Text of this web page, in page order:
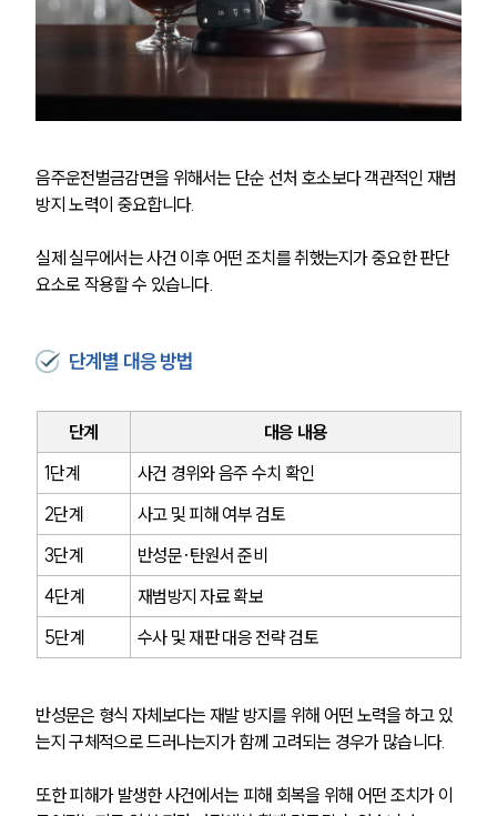
팀소개
팀소개
대륜의 강점
오시는 길
글로벌 파트너 로펌
고객의 소리
통합검색
AI대륜
업무사례
주요 업무사례
사례분석/최신동향
법률정보
고객후기
음주운전벌금감면을 위해서는 단순 선처 호소보다 객관적인 재범
방지 노력이 중요합니다.
실제 실무에서는 사건 이후 어떤 조치를 취했는지가 중요한 판단
요소로 작용할 수 있습니다.
단계별 대응 방법
단계
대응 내용
1단계
사건 경위와 음주 수치 확인
2단계
사고 및 피해 여부 검토
3단계
반성문·탄원서 준비
4단계
재범방지 자료 확보
5단계
수사 및 재판 대응 전략 검토
반성문은 형식 자체보다는 재발 방지를 위해 어떤 노력을 하고 있
는지 구체적으로 드러나는지가 함께 고려되는 경우가 많습니다.
또한 피해가 발생한 사건에서는 피해 회복을 위해 어떤 조치가 이